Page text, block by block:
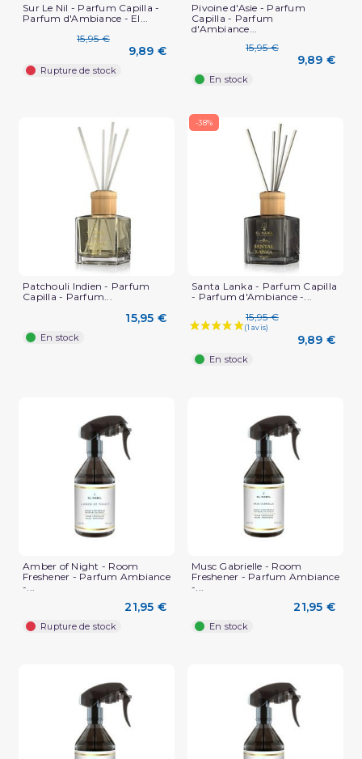
Sur Le Nil - Parfum Capilla -
Parfum d'Ambiance - El...
15,95 €
9,89 €
Rupture de stock
Pivoine d'Asie - Parfum
Capilla - Parfum
d'Ambiance...
15,95 €
9,89 €
En stock
Patchouli Indien - Parfum
Capilla - Parfum...
15,95 €
En stock
-38%
Santa Lanka - Parfum Capilla
- Parfum d'Ambiance -...
15,95 €
9,89 €
En stock
Amber of Night - Room
Freshener - Parfum Ambiance
-...
21,95 €
Rupture de stock
Musc Gabrielle - Room
Freshener - Parfum Ambiance
-...
21,95 €
En stock